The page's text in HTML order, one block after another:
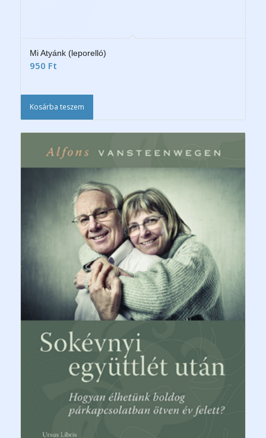
Mi Atyánk (leporelló)
950 Ft
Kosárba teszem